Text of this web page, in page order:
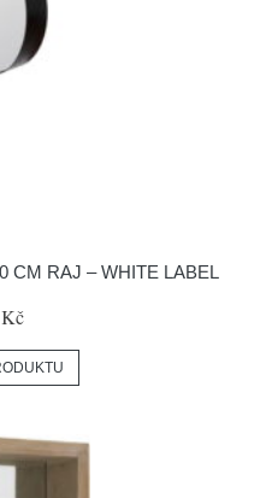
CM RAJ – WHITE LABEL